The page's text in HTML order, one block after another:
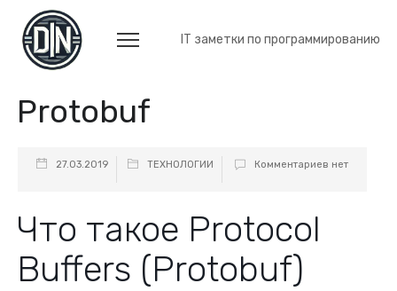
IT заметки по программированию
Protobuf
27.03.2019 ТЕХНОЛОГИИ Комментариев нет
Что такое Protocol
Buffers (Protobuf)